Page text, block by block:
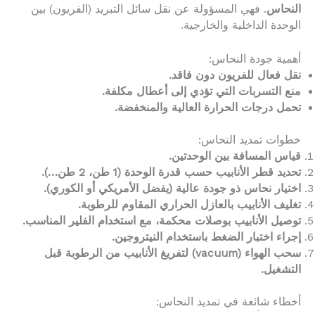
النحاس. فهي المسؤولة عن نقل سائل التبريد (الفريون) بين
الوحدة الداخلية والخارجية.
أهمية جودة النحاس:
نقل فعال للفريون دون فاقد.
منع التسربات التي تؤدي إلى أعطال مكلفة.
تحمل درجات الحرارة العالية والمنخفضة.
خطوات تمديد النحاس:
قياس المسافة بين الوحدتين.
تحديد قطر الأنابيب حسب قدرة الوحدة (1 طن، 2 طن…).
اختيار نحاس ذو جودة عالية (يفضل الأمريكي أو الكوري).
تغليف الأنابيب بالعازل الحراري المقاوم للرطوبة.
توصيل الأنابيب بوصلات محكمة، مع استخدام الفلير المناسب.
إجراء اختبار الضغط باستخدام النيتروجين.
سحب الهواء (vacuum) لتفريغ الأنابيب من الرطوبة قبل
التشغيل.
أخطاء شائعة في تمديد النحاس: